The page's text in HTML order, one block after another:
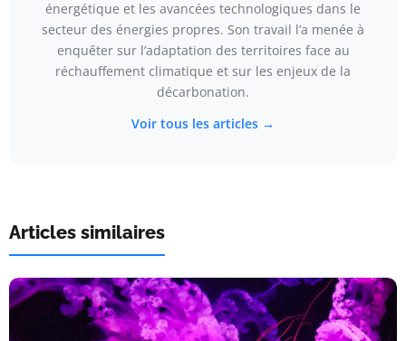
énergétique et les avancées technologiques dans le
secteur des énergies propres. Son travail l’a menée à
enquêter sur l’adaptation des territoires face au
réchauffement climatique et sur les enjeux de la
décarbonation.
Voir tous les articles →
Articles similaires